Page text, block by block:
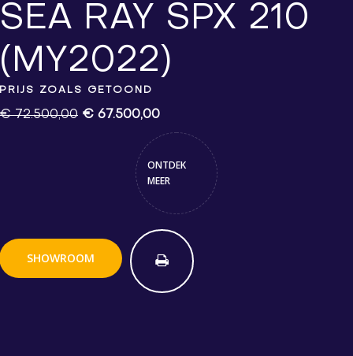
RAY SPX 210
ZOALS GETOOND
72.500,00 € 67.500,00
ONTDEK
MEER
SHOWROOM